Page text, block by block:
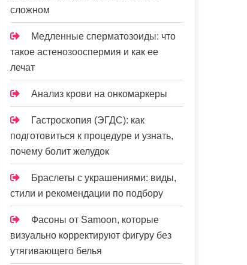
сложном
Медленные сперматозоиды: что
такое астенозооспермия и как ее
лечат
Анализ крови на онкомаркеры
Гастроскопия (ЭГДС): как
подготовиться к процедуре и узнать,
почему болит желудок
Браслеты с украшениями: виды,
стили и рекомендации по подбору
Фасоны от Samoon, которые
визуально корректируют фигуру без
утягивающего белья